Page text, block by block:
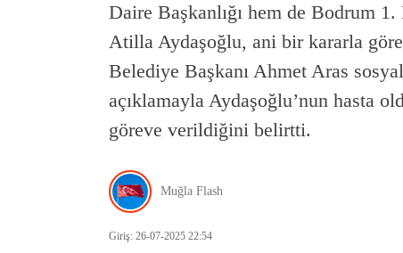
Daire Başkanlığı hem de Bodrum
Atilla Aydaşoğlu, ani bir kararla
Belediye Başkanı Ahmet Aras
açıklamayla Aydaşoğlu’nun hasta
göreve verildiğini belirtti.
Muğla Flash
Giriş: 26-07-2025 22:54